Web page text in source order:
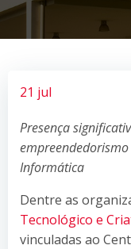
21 jul
Presença
Informática
Dentre as
Tecnológico e
vinculadas ao